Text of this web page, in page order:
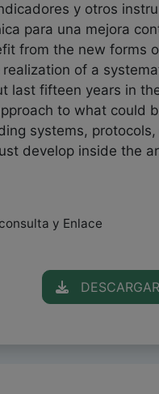
y otros
para una mejora
from the new
of a
last fifteen years in
to what could
systems,
develop inside the
y Enlace
DESCARGAR